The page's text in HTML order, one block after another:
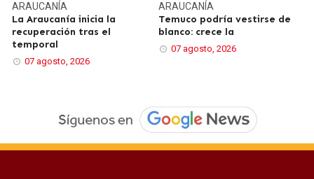
ARAUCANÍA
La Araucanía inicia la
recuperación tras el
temporal
07 agosto, 2026
ARAUCANÍA
Temuco podría vestirse de
blanco: crece la
07 agosto, 2026